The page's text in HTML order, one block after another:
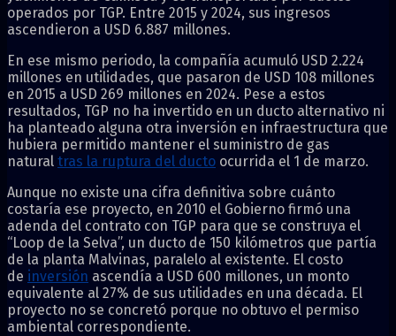
operados por TGP. Entre 2015 y 2024, sus ingresos
ascendieron a USD 6.887 millones.
En ese mismo periodo, la compañía acumuló USD 2.224
millones en utilidades, que pasaron de USD 108 millones
en 2015 a USD 269 millones en 2024. Pese a estos
resultados, TGP no ha invertido en un ducto alternativo ni
ha planteado alguna otra inversión en infraestructura que
hubiera permitido mantener el suministro de gas
natural tras la ruptura del ducto ocurrida el 1 de marzo.
Aunque no existe una cifra definitiva sobre cuánto
costaría ese proyecto, en 2010 el Gobierno firmó una
adenda del contrato con TGP para que se construya el
“Loop de la Selva”, un ducto de 150 kilómetros que partía
de la planta Malvinas, paralelo al existente. El costo
de inversión ascendía a USD 600 millones, un monto
equivalente al 27% de sus utilidades en una década. El
proyecto no se concretó porque no obtuvo el permiso
ambiental correspondiente.